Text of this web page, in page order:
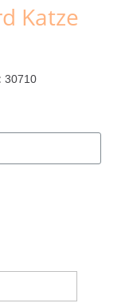
Katze
30710